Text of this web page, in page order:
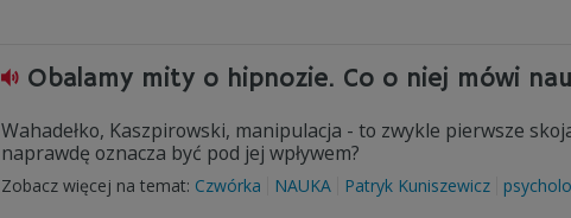
Obalamy mity o hipnozie. Co o niej mówi
Wahadełko, Kaszpirowski, manipulacja - to zwykle pierwsze
naprawdę oznacza być pod jej wpływem?
Zobacz więcej na temat: Czwórka NAUKA Patryk Kuniszewicz